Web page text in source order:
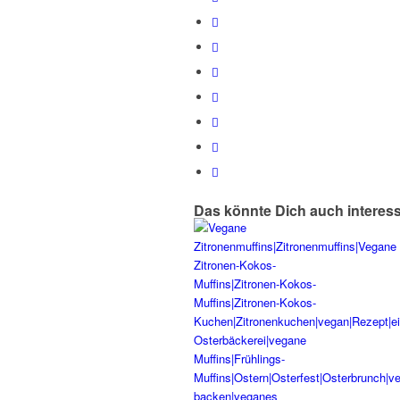
Das könnte Dich auch